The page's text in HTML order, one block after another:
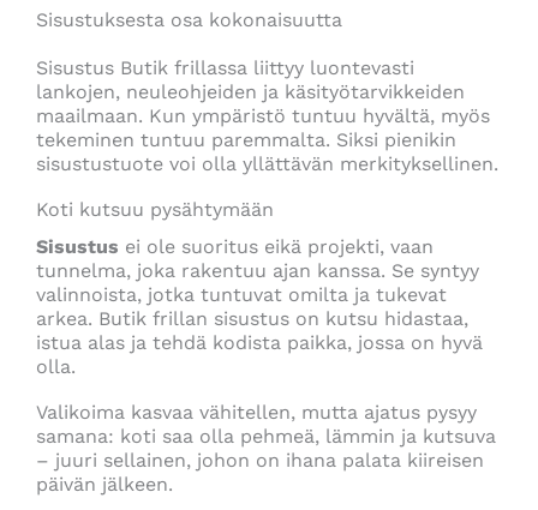
Sisustuksesta osa kokonaisuutta
Sisustus Butik frillassa liittyy luontevasti
lankojen, neuleohjeiden ja käsityötarvikkeiden
maailmaan. Kun ympäristö tuntuu hyvältä, myös
tekeminen tuntuu paremmalta. Siksi pienikin
sisustustuote voi olla yllättävän merkityksellinen.
Koti kutsuu pysähtymään
Sisustus ei ole suoritus eikä projekti, vaan
tunnelma, joka rakentuu ajan kanssa. Se syntyy
valinnoista, jotka tuntuvat omilta ja tukevat
arkea. Butik frillan sisustus on kutsu hidastaa,
istua alas ja tehdä kodista paikka, jossa on hyvä
olla.
Valikoima kasvaa vähitellen, mutta ajatus pysyy
samana: koti saa olla pehmeä, lämmin ja kutsuva
– juuri sellainen, johon on ihana palata kiireisen
päivän jälkeen.